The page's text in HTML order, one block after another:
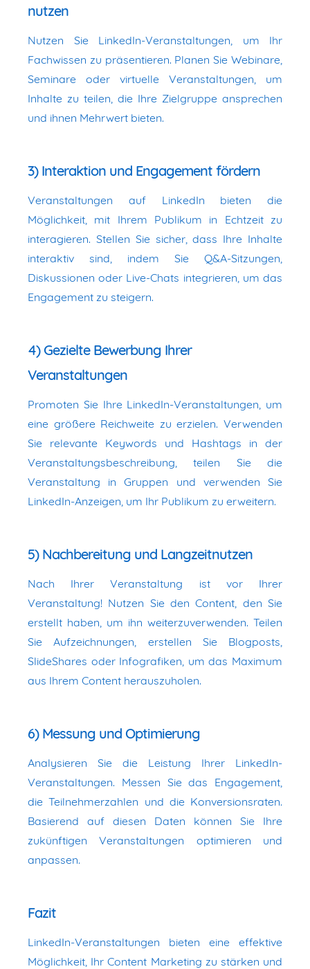
nutzen
Nutzen Sie LinkedIn-Veranstaltungen, um Ihr
Fachwissen zu präsentieren. Planen Sie Webinare,
Seminare oder virtuelle Veranstaltungen, um
Inhalte zu teilen, die Ihre Zielgruppe ansprechen
und ihnen Mehrwert bieten.
3) Interaktion und Engagement fördern
Veranstaltungen auf LinkedIn bieten die
Möglichkeit, mit Ihrem Publikum in Echtzeit zu
interagieren. Stellen Sie sicher, dass Ihre Inhalte
interaktiv sind, indem Sie Q&A-Sitzungen,
Diskussionen oder Live-Chats integrieren, um das
Engagement zu steigern.
4) Gezielte Bewerbung Ihrer
Veranstaltungen
Promoten Sie Ihre LinkedIn-Veranstaltungen, um
eine größere Reichweite zu erzielen. Verwenden
Sie relevante Keywords und Hashtags in der
Veranstaltungsbeschreibung, teilen Sie die
Veranstaltung in Gruppen und verwenden Sie
LinkedIn-Anzeigen, um Ihr Publikum zu erweitern.
5) Nachbereitung und Langzeitnutzen
Nach Ihrer Veranstaltung ist vor Ihrer
Veranstaltung! Nutzen Sie den Content, den Sie
erstellt haben, um ihn weiterzuverwenden. Teilen
Sie Aufzeichnungen, erstellen Sie Blogposts,
SlideShares oder Infografiken, um das Maximum
aus Ihrem Content herauszuholen.
6) Messung und Optimierung
Analysieren Sie die Leistung Ihrer LinkedIn-
Veranstaltungen. Messen Sie das Engagement,
die Teilnehmerzahlen und die Konversionsraten.
Basierend auf diesen Daten können Sie Ihre
zukünftigen Veranstaltungen optimieren und
anpassen.
Fazit
LinkedIn-Veranstaltungen bieten eine effektive
Möglichkeit, Ihr Content Marketing zu stärken und